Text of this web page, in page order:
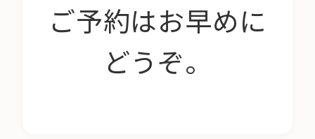
ご予約はお早めに
どうぞ。